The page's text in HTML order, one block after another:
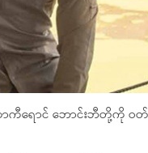
ောင် ဘောင်းဘီတို့ကို ဝတ်ဆင်